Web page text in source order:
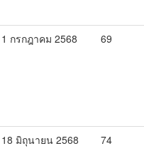
1 กรกฎาคม 2568 69
18 มิถุนายน 2568 74